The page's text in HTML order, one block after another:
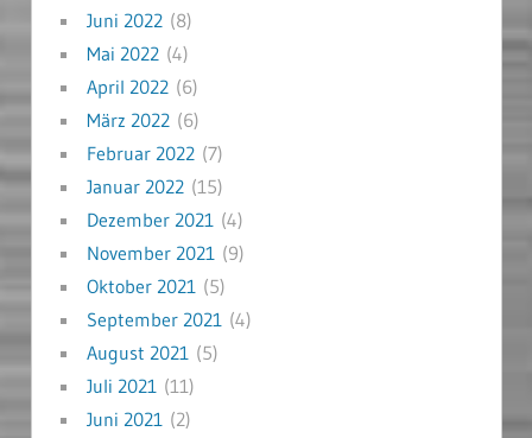
Juni 2022(8)
Mai 2022(4)
April 2022(6)
März 2022(6)
Februar 2022(7)
Januar 2022(15)
Dezember 2021 (4)
November 2021 (9)
Oktober 2021 (5)
September 2021 (4)
August 2021 (5)
Juli 2021 (11)
Juni 2021 (2)